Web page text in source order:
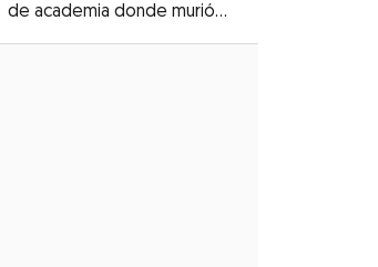
window
de academia donde murió